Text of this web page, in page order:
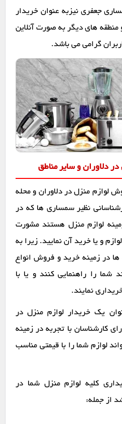
جعفری نیزبه عنوان خریدار
منطقه های دیگر به صورت آنلاین
گرامی می باشد.
دلاوران و سایر مناطق
لوازم منزل در دلاوران و محله
نظیر سمساری ها که در
لوازم منزل هستند مشورت
و یا خرید آن نمایید. زیرا به
در زمینه خرید و فروش انواع
شما را راهنمایی کنند و یا با
نمایند.
یک خریدار لوازم منزل در
کارشناسان با تجربه در زمینه
لوازم شما را با قیمتی مناسب
کلیه لوازم منزل شما در
از جمله: